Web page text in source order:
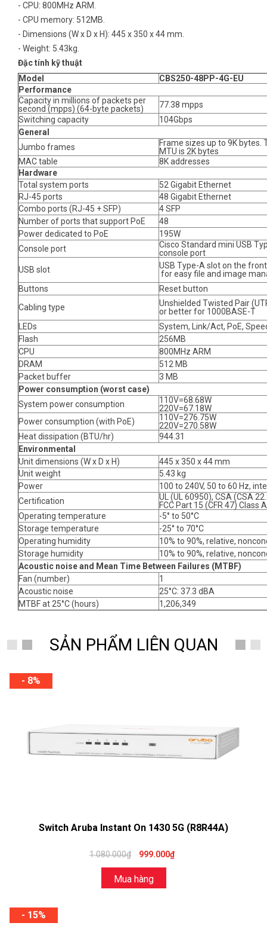
- CPU: 800MHz ARM.
- CPU memory: 512MB.
- Dimensions (W x D x H): 445 x 350 x 44 mm.
- Weight: 5.43kg.
Đặc tính kỹ thuật
Model
CBS250-48PP-4G-EU
Performance
Capacity in millions of packets per
second (mpps) (64-byte packets)
77.38 mpps
Switching capacity
104Gbps
General
Jumbo frames
Frame sizes up to 9K bytes.
MTU is 2K bytes
MAC table
8K addresses
Hardware
Total system ports
52 Gigabit Ethernet
RJ-45 ports
48 Gigabit Ethernet
Combo ports (RJ-45 + SFP)
4 SFP
Number of ports that support PoE
48
Power dedicated to PoE
195W
Console port
Cisco Standard mini USB
console port
USB slot
USB Type-A slot on the
for easy file and image
Buttons
Reset button
Cabling type
Unshielded Twisted Pair
or better for 1000BASE-T
LEDs
System, Link/Act, PoE,
Flash
256MB
CPU
800MHz ARM
DRAM
512 MB
Packet buffer
3 MB
Power consumption (worst case)
System power consumption
110V=68.68W
220V=67.18W
Power consumption (with PoE)
110V=276.75W
220V=270.58W
Heat dissipation (BTU/hr)
944.31
Environmental
Unit dimensions (W x D x H)
445 x 350 x 44 mm
Unit weight
5.43 kg
Power
100 to 240V, 50 to 60 Hz,
Certification
UL (UL 60950), CSA (CSA
FCC Part 15 (CFR 47) Class A
Operating temperature
-5° to 50°C
Storage temperature
-25° to 70°C
Operating humidity
10% to 90%, relative,
Storage humidity
10% to 90%, relative,
Acoustic noise and Mean Time Between Failures (MTBF)
Fan (number)
1
Acoustic noise
25°C: 37.3 dBA
MTBF at 25°C (hours)
1,206,349
SẢN PHẨM LIÊN QUAN
- 8%
Switch Aruba Instant On 1430 5G (R8R44A)
1.080.000₫ 999.000₫
Mua hàng
- 15%